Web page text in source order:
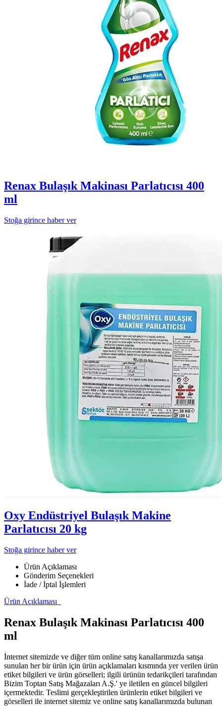
Renax Bulaşık Makinası Parlatıcısı 400
ml
Stoğa girince haber ver
Oxy Endüstriyel Bulaşık Makine
Parlatıcısı 20 kg
Stoğa girince haber ver
Ürün Açıklaması
Gönderim Seçenekleri
İade / İptal İşlemleri
Ürün Açıklaması
Renax Bulaşık Makinası Parlatıcısı 400
ml
İnternet sitemizde ve diğer tüm online satış kanallarımızda satışa
sunulan her bir ürün için ürün açıklamaları kısmında yer verilen ürün
etiket bilgileri ve ürün görselleri; ilgili ürünün tedarikçileri tarafından
Bizim Toptan Satış Mağazaları A.Ş.' ye iletilen en güncel bilgileri
içermektedir. Teslimi gerçekleştirilen ürünlerin etiket bilgileri ve
görselleri ile internet sitemiz ve online satış kanallarımızda bulunan